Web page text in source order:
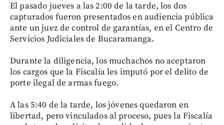
El pasado jueves a las 2:00 de la tarde, los dos
capturados fueron presentados en audiencia pública
ante un juez de control de garantías, en el Centro de
Servicios Judiciales de Bucaramanga.
Durante la diligencia, los muchachos no aceptaron
los cargos que la Fiscalía les imputó por el delito de
porte ilegal de armas fuego.
A las 5:40 de la tarde, los jóvenes quedaron en
libertad, pero vinculados al proceso, pues la Fiscalía